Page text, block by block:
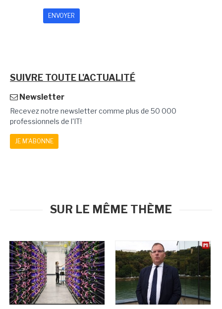
SUIVRE TOUTE L'ACTUALITÉ
Newsletter
Recevez notre newsletter comme plus de 50 000
professionnels de l'IT!
JE M'ABONNE
SUR LE MÊME THÈME